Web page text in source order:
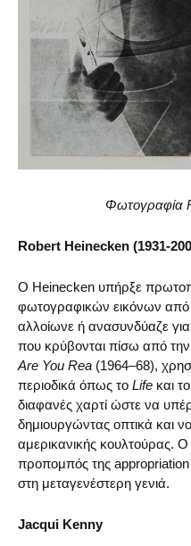
Φωτογραφία
Robert Heinecken (1931-
Ο Heinecken υπήρξε
φωτογραφικών εικόνων από
αλλοίωνε ή ανασυνδύαζε για
που κρύβονται πίσω από την
Are You Rea (1964–68),
περιοδικά όπως το Life και το
διαφανές χαρτί ώστε να
δημιουργώντας οπτικά και
αμερικανικής κουλτούρας.
προπομπός της appropriation
στη μεταγενέστερη γενιά.
Jacqui Kenny